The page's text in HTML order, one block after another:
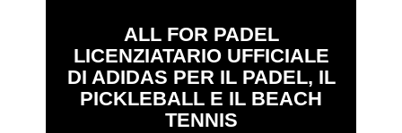
ALL FOR PADEL
LICENZIATARIO UFFICIALE
DI ADIDAS PER IL PADEL, IL
PICKLEBALL E IL BEACH
TENNIS